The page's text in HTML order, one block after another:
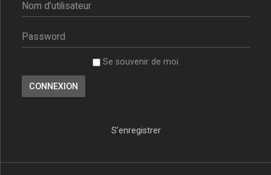
Se souvenir de moi
S’enregistrer